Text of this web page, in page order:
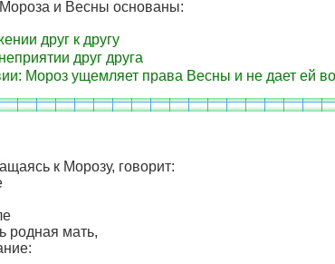
и Весны основаны:
друг к другу
друг друга
Мороз ущемляет права Весны и не дает ей
к Морозу, говорит:
родная мать,